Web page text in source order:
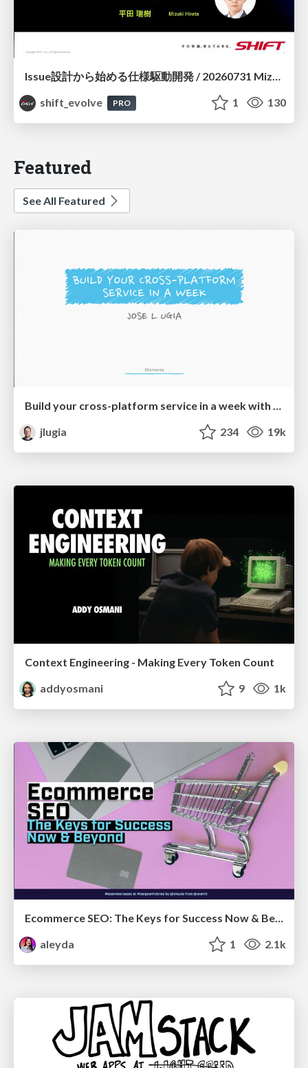
Issue設計から始める仕様駆動開発 / 20260731 Mizuki Hirata
shift_evolve
PRO 1 130
Featured
See All Featured
Build your cross-platform service in a week with App Engine
jlugia
234 19k
Context Engineering - Making Every Token Count
addyosmani
9 1k
Ecommerce SEO: The Keys for Success Now & Beyond - #SERPConf2024
aleyda
1 2.1k